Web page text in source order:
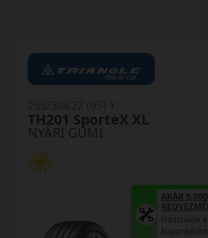
NYÁRI GUMI
TH201 SporteX XL
AKÁR
Használja
kuponkódot!